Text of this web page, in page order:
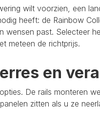
wilt voorzien, een
heeft: de Rainbow
past. Selecteer
meteen de richtprijs.
en
De rails monteren
zitten als u ze